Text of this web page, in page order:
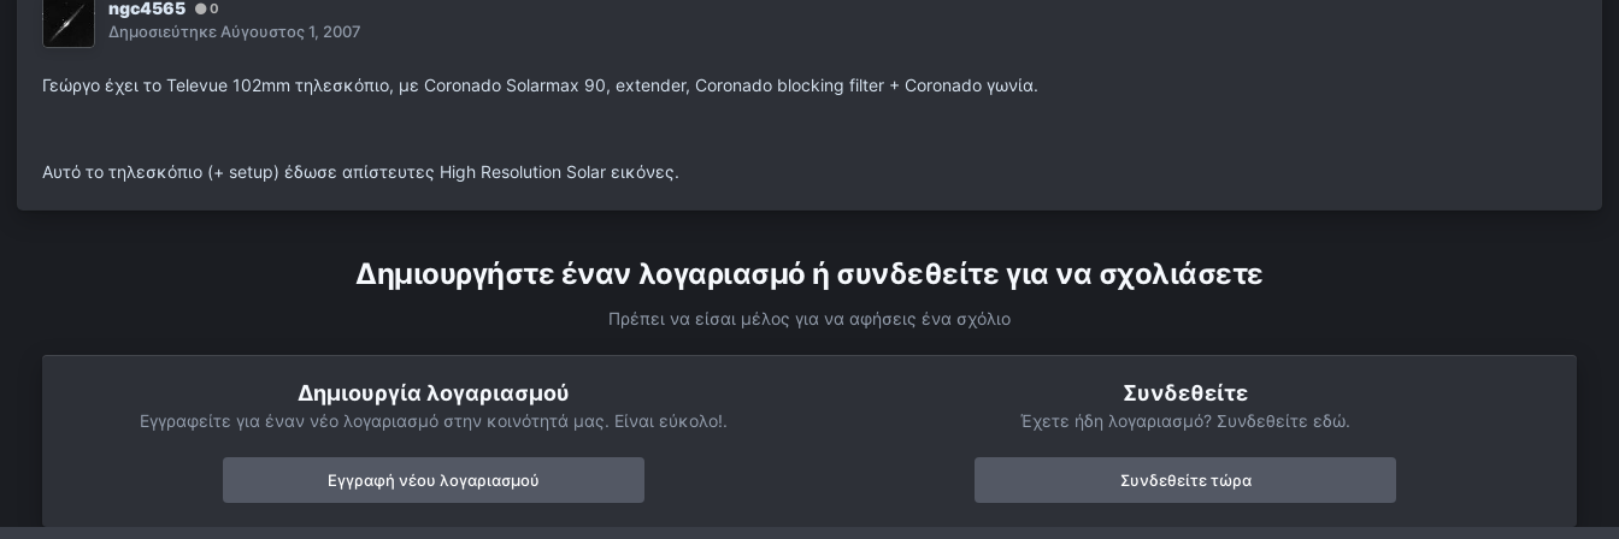
ngc4565 0
Δημοσιεύτηκε Αύγουστος 1, 2007
Γεώργο έχει το Televue 102mm τηλεσκόπιο, με Coronado Solarmax 90, extender, Coronado blocking filter + Coronado γωνία.
Αυτό το τηλεσκόπιο (+ setup) έδωσε απίστευτες High Resolution Solar εικόνες.
Δημιουργήστε έναν λογαριασμό ή συνδεθείτε για να σχολιάσετε
Πρέπει να είσαι μέλος για να αφήσεις ένα σχόλιο
Δημιουργία λογαριασμού
Εγγραφείτε για έναν νέο λογαριασμό στην κοινότητά μας. Είναι εύκολο!.
Εγγραφή νέου λογαριασμού
Συνδεθείτε
Έχετε ήδη λογαριασμό? Συνδεθείτε εδώ.
Συνδεθείτε τώρα